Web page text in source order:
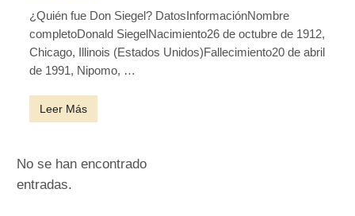
¿Quién fue Don Siegel? DatosInformaciónNombre
completoDonald SiegelNacimiento26 de octubre de 1912,
Chicago, Illinois (Estados Unidos)Fallecimiento20 de abril
de 1991, Nipomo, …
Leer Más
No se han encontrado
entradas.